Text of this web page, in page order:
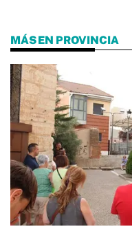
MÁS EN PROVINCIA